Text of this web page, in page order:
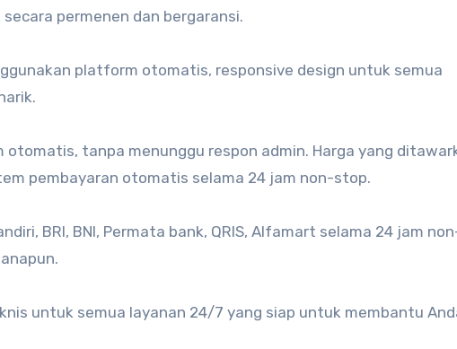
permenen dan bergaransi.
platform otomatis, responsive design untuk semua
otomatis, tanpa menunggu respon admin. Harga yang
pembayaran otomatis selama 24 jam non-stop.
BRI, BNI, Permata bank, QRIS, Alfamart selama 24 jam
untuk semua layanan 24/7 yang siap untuk membantu